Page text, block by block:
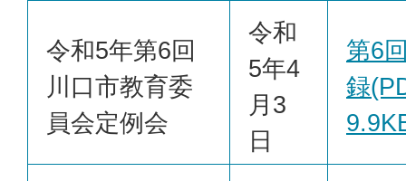
令和5年第6回
川口市教育委
員会定例会
令和
5年4
月3
日
第6
録